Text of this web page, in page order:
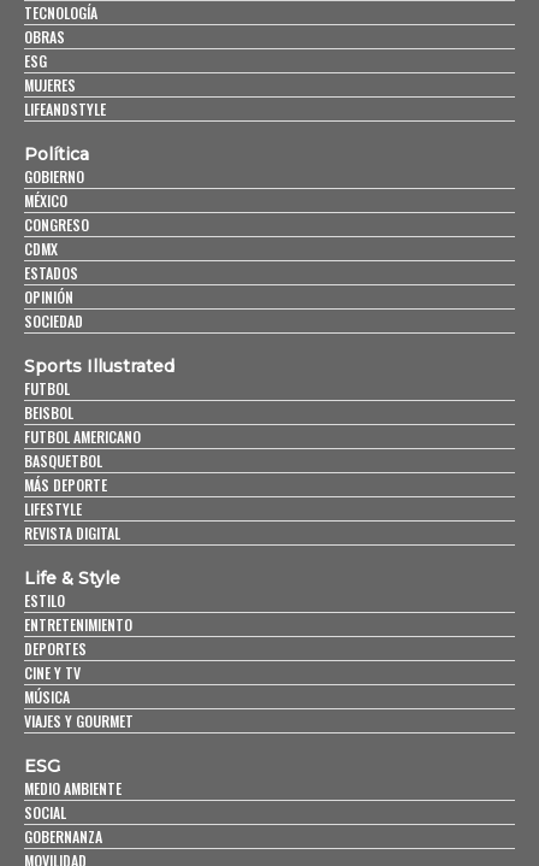
TECNOLOGÍA
OBRAS
ESG
MUJERES
LIFEANDSTYLE
Política
GOBIERNO
MÉXICO
CONGRESO
CDMX
ESTADOS
OPINIÓN
SOCIEDAD
Sports Illustrated
FUTBOL
BEISBOL
FUTBOL AMERICANO
BASQUETBOL
MÁS DEPORTE
LIFESTYLE
REVISTA DIGITAL
Life & Style
ESTILO
ENTRETENIMIENTO
DEPORTES
CINE Y TV
MÚSICA
VIAJES Y GOURMET
ESG
MEDIO AMBIENTE
SOCIAL
GOBERNANZA
MOVILIDAD